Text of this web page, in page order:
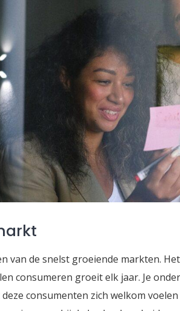
van de snelst groeiende markten.
consumeren groeit elk jaar. Je
consumenten zich welkom